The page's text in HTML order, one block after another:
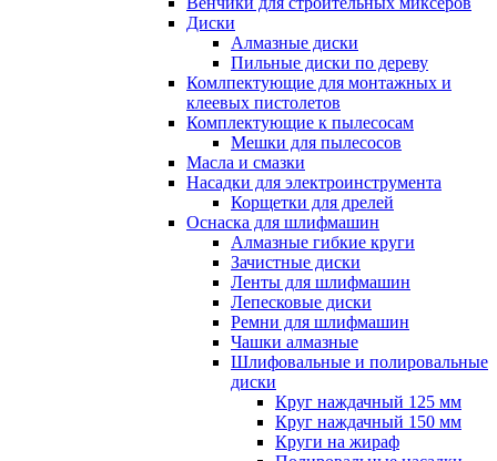
Диски
Алмазные диски
Пильные диски по дереву
Комлпектующие для монтажных и
клеевых пистолетов
Комплектующие к пылесосам
Мешки для пылесосов
Масла и смазки
Насадки для электроинструмента
Корщетки для дрелей
Оснаска для шлифмашин
Алмазные гибкие круги
Зачистные диски
Ленты для шлифмашин
Лепесковые диски
Ремни для шлифмашин
Чашки алмазные
Шлифовальные и полировальные
диски
Круг наждачный 125 мм
Круг наждачный 150 мм
Круги на жираф